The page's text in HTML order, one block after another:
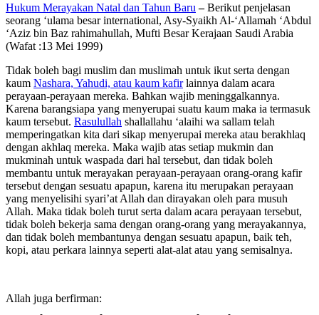
Hukum Merayakan Natal dan Tahun Baru –Berikut penjelasan
seorang ‘ulama besar international, Asy-Syaikh Al-‘Allamah ‘Abdul
‘Aziz bin Baz rahimahullah, Mufti Besar Kerajaan Saudi Arabia
(Wafat :13 Mei 1999)
Tidak boleh bagi muslim dan muslimah untuk ikut serta dengan
kaum Nashara, Yahudi, atau kaum kafirlainnya dalam acara
perayaan-perayaan mereka. Bahkan wajib meninggalkannya.
Karena barangsiapa yang menyerupai suatu kaum maka ia termasuk
kaum tersebut. Rasulullah shallallahu ‘alaihi wa sallam telah
memperingatkan kita dari sikap menyerupai mereka atau berakhlaq
dengan akhlaq mereka. Maka wajib atas setiap mukmin dan
mukminah untuk waspada dari hal tersebut, dan tidak boleh
membantu untuk merayakan perayaan-perayaan orang-orang kafir
tersebut dengan sesuatu apapun, karena itu merupakan perayaan
yang menyelisihi syari’at Allah dan dirayakan oleh para musuh
Allah. Maka tidak boleh turut serta dalam acara perayaan tersebut,
tidak boleh bekerja sama dengan orang-orang yang merayakannya,
dan tidak boleh membantunya dengan sesuatu apapun, baik teh,
kopi, atau perkara lainnya seperti alat-alat atau yang semisalnya.
Allah juga berfirman: